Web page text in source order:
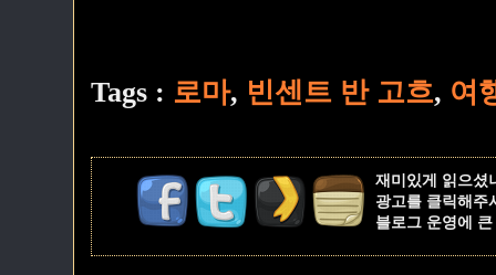
Tags : 로마, 빈센트 반 고흐, 여
재미있게 읽으셨
광고를 클릭해주
블로그 운영에